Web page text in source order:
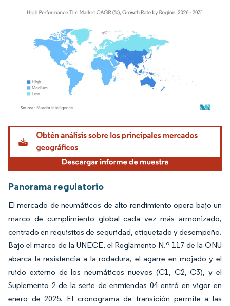
Imagen © Mordor Intelligence. El uso requiere atribución según CC BY 4.0.
Panorama regulatorio
El mercado de neumáticos de alto rendimiento opera bajo un
marco de cumplimiento global cada vez más armonizado,
centrado en requisitos de seguridad, etiquetado y desempeño.
Bajo el marco de la UNECE, el Reglamento N.º 117 de la ONU
abarca la resistencia a la rodadura, el agarre en mojado y el
ruido externo de los neumáticos nuevos (C1, C2, C3), y el
Suplemento 2 de la serie de enmiendas 04 entró en vigor en
enero de 2025. El cronograma de transición permite a las